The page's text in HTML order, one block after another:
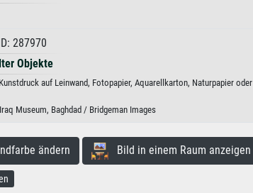
287970
Objekte
auf Leinwand, Fotopapier, Aquarellkarton, Naturpapier oder
Museum, Baghdad / Bridgeman Images
ändern Bild in einem Raum anzeigen